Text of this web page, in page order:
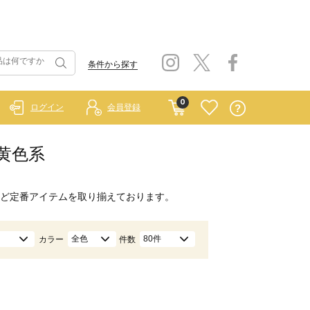
条件から探す
0
ログイン 会員登録
色系
定番アイテムを取り揃えております。
カラー 全色 件数 80件